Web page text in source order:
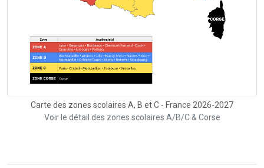
Carte des zones scolaires A, B et C - France 2026-2027
Voir le détail des zones scolaires A/B/C & Corse